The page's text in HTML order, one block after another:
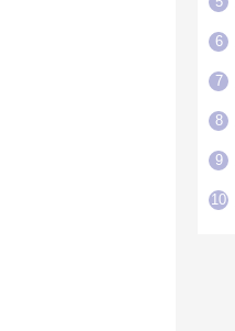
6
7
8
9
10